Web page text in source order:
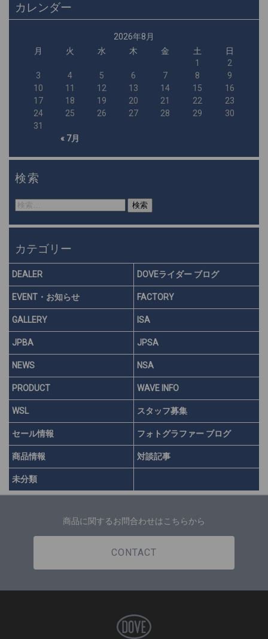
カレンダー
2026年8月
月
火 水 木 金 土 日
« 7月
1
2
3
4 5 6 7 8
9
10
11 12 13 14 15
16
17
18 19 20 21 22
23
24
25 26 27 28 29
30
31
検索
検
索:
カテゴリー
DEALER DOVEライダー ブログ
EVENT・お知らせ FACTORY
GALLERY ISA
JPBA JPSA
NEWS NSA
PRODUCT WAVE INFO
WSL スタッフ募集
セール情報 フォトグラファー ブログ
商品情報 対談記事
未分類
商品に関するお問合わせはこちらから
CONTACT